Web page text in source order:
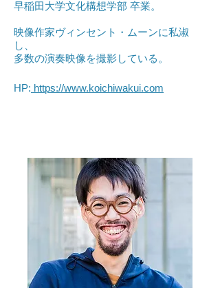
​早稲田大学文化構想学部 卒業。
映像作家ヴィンセント・ムーンに私淑
し、
多数の演奏映像を撮影している。
HP: https://www.koichiwakui.com